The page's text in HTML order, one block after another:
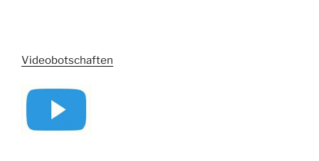
Videobotschaften